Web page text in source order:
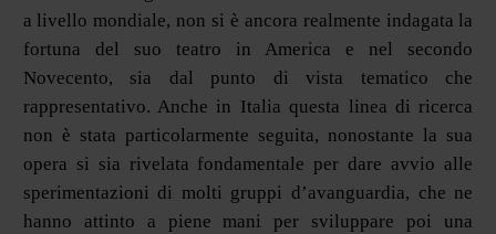
a livello mondiale, non si è ancora realmente indagata la
fortuna del suo teatro in America e nel secondo
Novecento, sia dal punto di vista tematico che
rappresentativo. Anche in Italia questa linea di ricerca
non è stata particolarmente seguita, nonostante la sua
opera si sia rivelata fondamentale per dare avvio alle
sperimentazioni di molti gruppi d’avanguardia, che ne
hanno attinto a piene mani per sviluppare poi una